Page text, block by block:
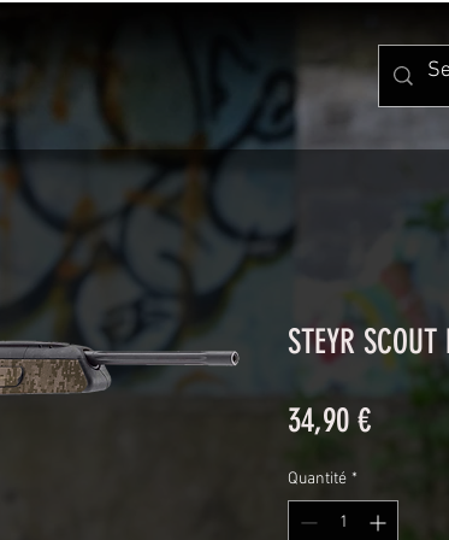
STEYR SCOUT
34,90 €Prix
Quantité *